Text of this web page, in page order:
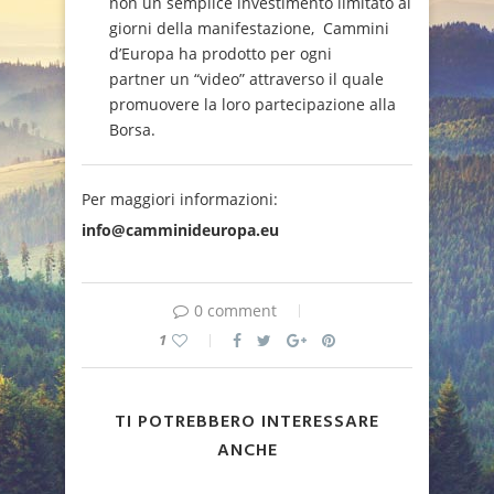
giorni della manifestazione, Cammini
d’Europa ha prodotto per ogni
partner un “video” attraverso il quale
promuovere la loro partecipazione alla
Borsa.
Per maggiori informazioni:
info@camminideuropa.eu
0 comment
1
TI POTREBBERO INTERESSARE
ANCHE